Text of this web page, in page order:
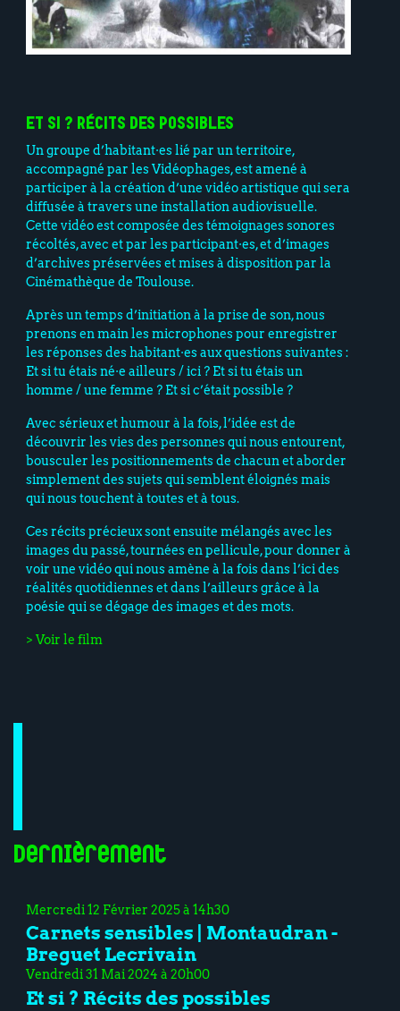
ET SI ? RÉCITS DES POSSIBLES
Un groupe d’habitant·es lié par un territoire,
accompagné par les Vidéophages, est amené à
participer à la création d’une vidéo artistique qui sera
diffusée à travers une installation audiovisuelle.
Cette vidéo est composée des témoignages sonores
récoltés, avec et par les participant·es, et d’images
d’archives préservées et mises à disposition par la
Cinémathèque de Toulouse.
Après un temps d’initiation à la prise de son, nous
prenons en main les microphones pour enregistrer
les réponses des habitant·es aux questions suivantes :
Et si tu étais né·e ailleurs / ici ? Et si tu étais un
homme / une femme ? Et si c’était possible ?
Avec sérieux et humour à la fois, l’idée est de
découvrir les vies des personnes qui nous entourent,
bousculer les positionnements de chacun et aborder
simplement des sujets qui semblent éloignés mais
qui nous touchent à toutes et à tous.
Ces récits précieux sont ensuite mélangés avec les
images du passé, tournées en pellicule, pour donner à
voir une vidéo qui nous amène à la fois dans l’ici des
réalités quotidiennes et dans l’ailleurs grâce à la
poésie qui se dégage des images et des mots.
> Voir le film
Dernièrement
Mercredi 12 Février 2025 à 14h30
Carnets sensibles | Montaudran -
Breguet Lecrivain
Vendredi 31 Mai 2024 à 20h00
Et si ? Récits des possibles